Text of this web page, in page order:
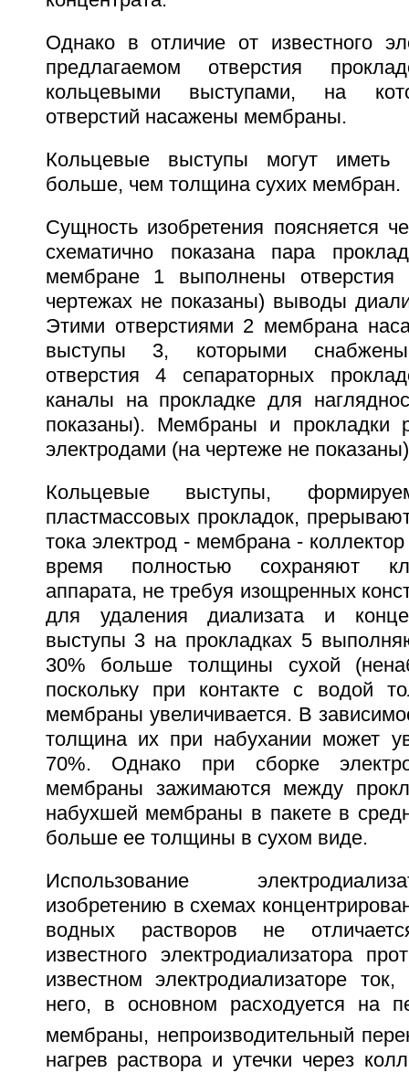
Однако в отличие от известного
предлагаемом отверстия
кольцевыми выступами, на
отверстий насажены мембраны.
Кольцевые выступы могут иметь
больше, чем толщина сухих мембран.
Сущность изобретения поясняется
схематично показана пара
мембране 1 выполнены
чертежах не показаны) выводы
Этими отверстиями 2 мембрана
выступы 3, которыми снабжены
отверстия 4 сепараторных
каналы на прокладке для
показаны). Мембраны и прокладки
электродами (на чертеже не
Кольцевые выступы,
пластмассовых прокладок,
тока электрод - мембрана -
время полностью сохраняют
аппарата, не требуя изощренных
для удаления диализата и
выступы 3 на прокладках 5
30% больше толщины сухой
поскольку при контакте с водой
мембраны увеличивается. В
толщина их при набухании может
70%. Однако при сборке
мембраны зажимаются между
набухшей мембраны в пакете в
больше ее толщины в сухом виде.
Использование
изобретению в схемах
водных растворов не
известного электродиализатора
известном электродиализаторе
него, в основном расходуется на
мембраны, непроизводительный
нагрев раствора и утечки через